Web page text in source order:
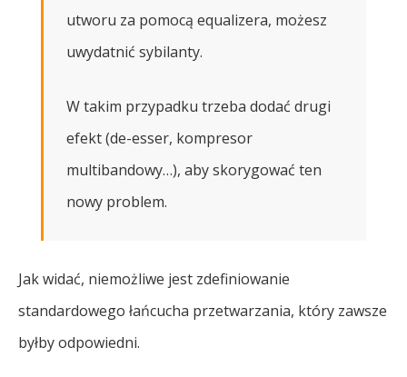
utworu za pomocą equalizera, możesz
uwydatnić sybilanty.
W takim przypadku trzeba dodać drugi
efekt (de-esser, kompresor
multibandowy…), aby skorygować ten
nowy problem.
Jak widać, niemożliwe jest zdefiniowanie
standardowego łańcucha przetwarzania, który zawsze
byłby odpowiedni.